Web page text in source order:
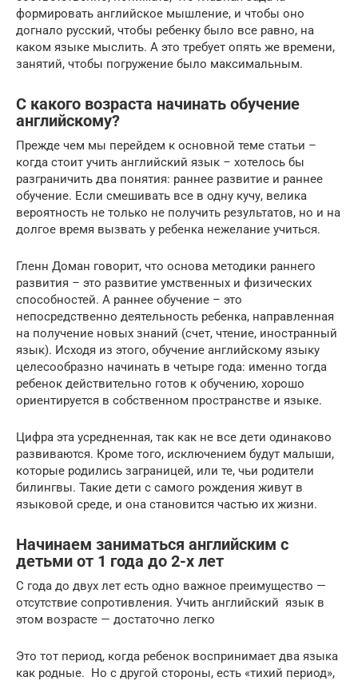
формировать английское мышление, и чтобы оно
догнало русский, чтобы ребенку было все равно, на
каком языке мыслить. А это требует опять же времени,
занятий, чтобы погружение было максимальным.
С какого возраста начинать обучение
английскому?
Прежде чем мы перейдем к основной теме статьи –
когда стоит учить английский язык – хотелось бы
разграничить два понятия: раннее развитие и раннее
обучение. Если смешивать все в одну кучу, велика
вероятность не только не получить результатов, но и на
долгое время вызвать у ребенка нежелание учиться.
Гленн Доман говорит, что основа методики раннего
развития – это развитие умственных и физических
способностей. А раннее обучение – это
непосредственно деятельность ребенка, направленная
на получение новых знаний (счет, чтение, иностранный
язык). Исходя из этого, обучение английскому языку
целесообразно начинать в четыре года: именно тогда
ребенок действительно готов к обучению, хорошо
ориентируется в собственном пространстве и языке.
Цифра эта усредненная, так как не все дети одинаково
развиваются. Кроме того, исключением будут малыши,
которые родились заграницей, или те, чьи родители
билингвы. Такие дети с самого рождения живут в
языковой среде, и она становится частью их жизни.
Начинаем заниматься английским с
детьми от 1 года до 2-х лет
С года до двух лет есть одно важное преимущество —
отсутствие сопротивления. Учить английский язык в
этом возрасте — достаточно легко
Это тот период, когда ребенок воспринимает два языка
как родные. Но с другой стороны, есть «тихий период»,